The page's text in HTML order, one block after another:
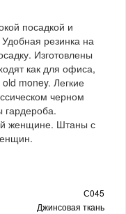
посадкой и
резинка на
Изготовлены
как для офиса,
money. Легкие
черном
гардероба.
женщине. Штаны с
С045
Джинсовая ткань